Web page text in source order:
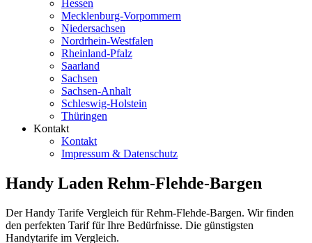
Hessen
Mecklenburg-Vorpommern
Niedersachsen
Nordrhein-Westfalen
Rheinland-Pfalz
Saarland
Sachsen
Sachsen-Anhalt
Schleswig-Holstein
Thüringen
Kontakt
Kontakt
Impressum & Datenschutz
Handy Laden Rehm-Flehde-Bargen
Der Handy Tarife Vergleich für Rehm-Flehde-Bargen. Wir finden
den perfekten Tarif für Ihre Bedürfnisse. Die günstigsten
Handytarife im Vergleich.